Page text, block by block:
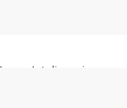
Inteligencia